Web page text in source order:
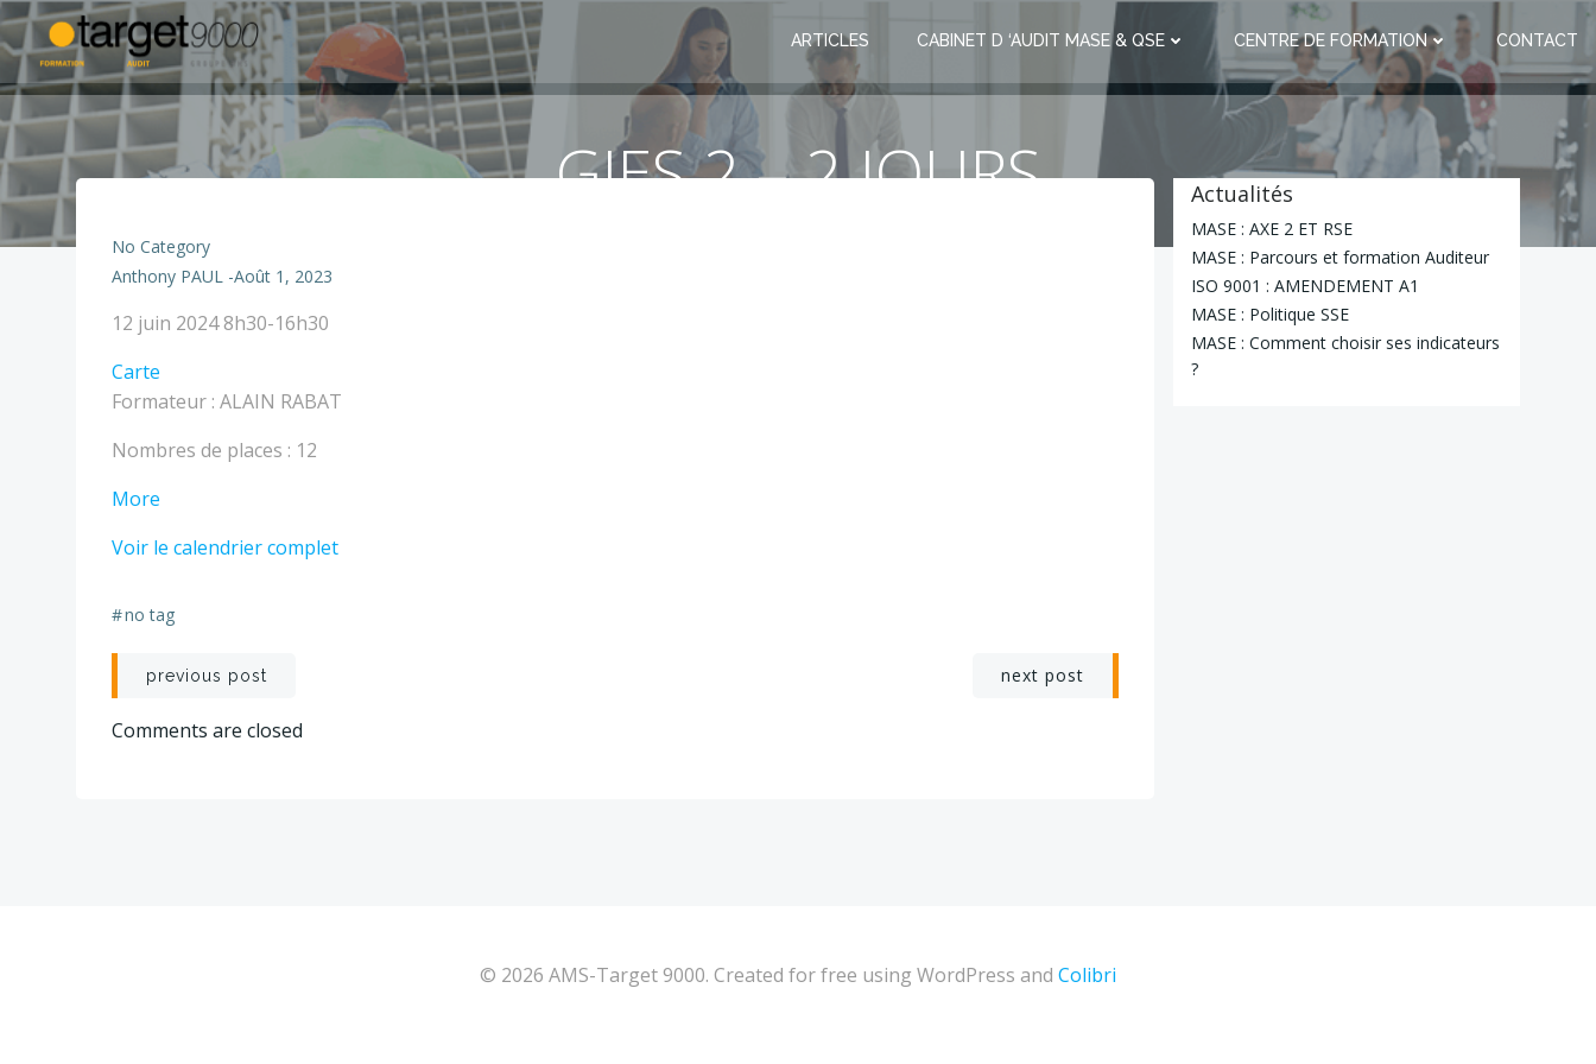
Aller
au
contenu
ARTICLES CABINET D ‘AUDIT MASE & QSE CENTRE DE FORMATION CONTACT
GIES 2 – 2 JOURS
No Category
Anthony PAUL -Août 1, 2023
GIES
-
2
JOURS
12 juin 2024 8h30-16h30
Carte
-
Formateur : ALAIN RABAT
Nombres de places : 12
More
2
2
Voir le calendrier complet
#no tag
Navigation
de
previous post next post
Comments are closed
Actualités
MASE : AXE 2 ET RSE
MASE : Parcours et formation Auditeur
ISO 9001 : AMENDEMENT A1
MASE : Politique SSE
MASE : Comment choisir ses indicateurs
?
© 2026 AMS-Target 9000. Created for free using WordPress and Colibri